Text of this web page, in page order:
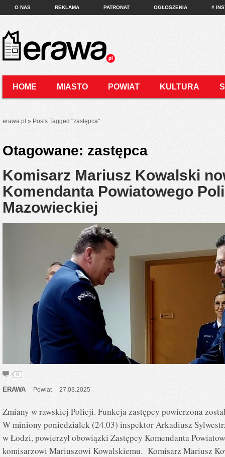
O NAS REKLAMA PATRONAT OGŁOSZENIA #
HOME MIASTO POWIAT KULTURA
erawa.pl » Posts Tagged "zastępca"
Otagowane: zastępca
Komisarz Mariusz Kowalski
Komendanta Powiatowego
Mazowieckiej
0
ERAWA Powiat 27.03.2025
Zmiany w rawskiej Policji. Funkcja zastępcy powierzona
W miniony poniedziałek (24.03) inspektor Arkadiusz
w Łodzi, powierzył obowiązki Zastępcy Komendanta
komisarzowi Mariuszowi Kowalskiemu. Komisarz Mariusz